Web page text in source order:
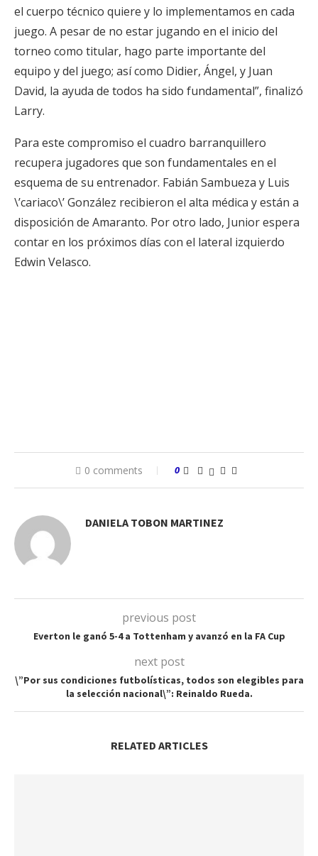
el cuerpo técnico quiere y lo implementamos en cada
juego. A pesar de no estar jugando en el inicio del
torneo como titular, hago parte importante del
equipo y del juego; así como Didier, Ángel, y Juan
David, la ayuda de todos ha sido fundamental”, finalizó
Larry.
Para este compromiso el cuadro barranquillero
recupera jugadores que son fundamentales en el
esquema de su entrenador. Fabián Sambueza y Luis
\’cariaco\’ González recibieron el alta médica y están a
disposición de Amaranto. Por otro lado, Junior espera
contar en los próximos días con el lateral izquierdo
Edwin Velasco.
0 comments 0
DANIELA TOBON MARTINEZ
previous post
Everton le ganó 5-4 a Tottenham y avanzó en la FA Cup
next post
\”Por sus condiciones futbolísticas, todos son elegibles para
la selección nacional\”: Reinaldo Rueda.
RELATED ARTICLES